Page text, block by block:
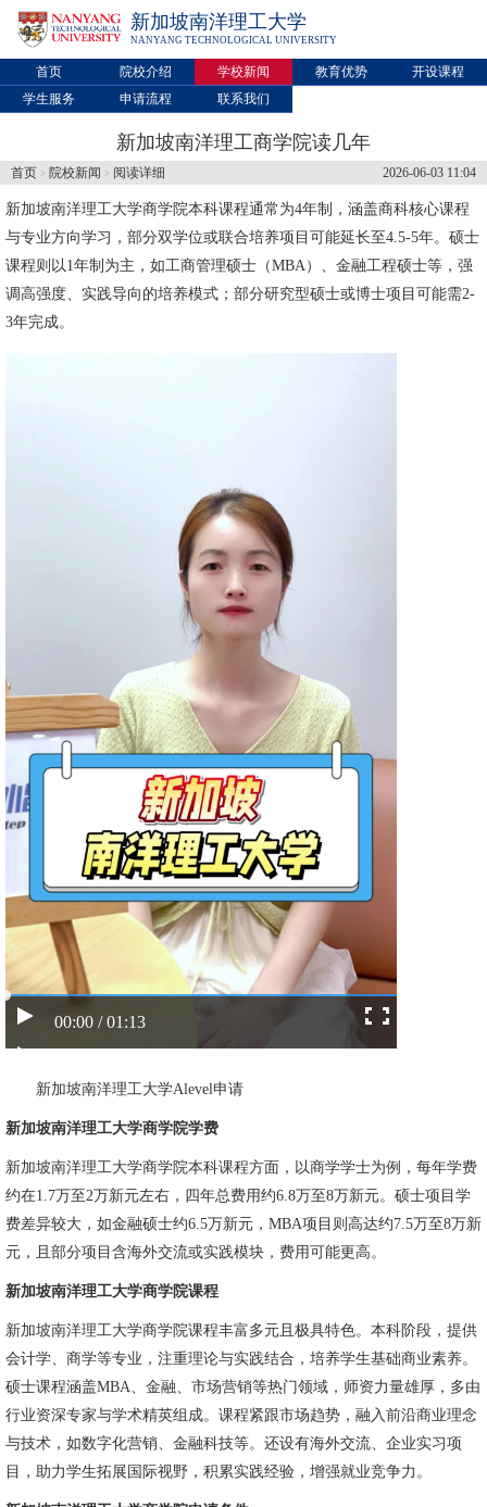
新加坡南洋理工大学
NANYANG TECHNOLOGICAL UNIVERSITY
首页 院校介绍 学校新闻 教育优势
开设课程
学生服务
申请流程 联系我们
新加坡南洋理工商学院读几年
2026-06-03 11:04
首页 > 院校新闻 > 阅读详细
新加坡南洋理工大学商学院本科课程通常为4年制，涵盖商科核心课程
与专业方向学习，部分双学位或联合培养项目可能延长至4.5-5年。硕士
课程则以1年制为主，如工商管理硕士（MBA）、金融工程硕士等，强
调高强度、实践导向的培养模式；部分研究型硕士或博士项目可能需2-
3年完成。
00:00 / 01:13
新加坡南洋理工大学Alevel申请
新加坡南洋理工大学商学院学费
新加坡南洋理工大学商学院本科课程方面，以商学学士为例，每年学费
约在1.7万至2万新元左右，四年总费用约6.8万至8万新元。硕士项目学
费差异较大，如金融硕士约6.5万新元，MBA项目则高达约7.5万至8万新
元，且部分项目含海外交流或实践模块，费用可能更高。
新加坡南洋理工大学商学院课程
新加坡南洋理工大学商学院课程丰富多元且极具特色。本科阶段，提供
会计学、商学等专业，注重理论与实践结合，培养学生基础商业素养。
硕士课程涵盖MBA、金融、市场营销等热门领域，师资力量雄厚，多由
行业资深专家与学术精英组成。课程紧跟市场趋势，融入前沿商业理念
与技术，如数字化营销、金融科技等。还设有海外交流、企业实习项
目，助力学生拓展国际视野，积累实践经验，增强就业竞争力。